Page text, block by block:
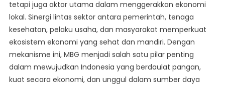
tetapi juga aktor utama dalam menggerakkan ekonomi
lokal. Sinergi lintas sektor antara pemerintah, tenaga
kesehatan, pelaku usaha, dan masyarakat memperkuat
ekosistem ekonomi yang sehat dan mandiri. Dengan
mekanisme ini, MBG menjadi salah satu pilar penting
dalam mewujudkan Indonesia yang berdaulat pangan,
kuat secara ekonomi, dan unggul dalam sumber daya